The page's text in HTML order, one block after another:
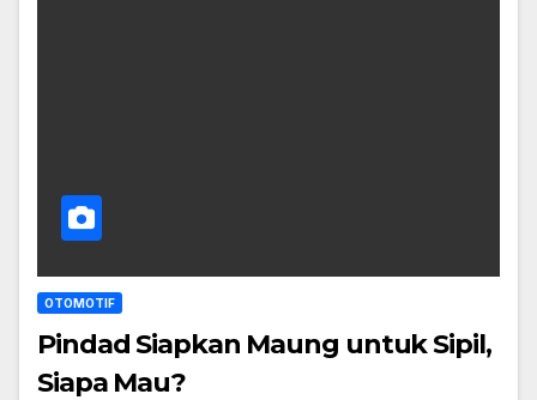
OTOMOTIF
Pindad Siapkan Maung untuk Sipil,
Siapa Mau?